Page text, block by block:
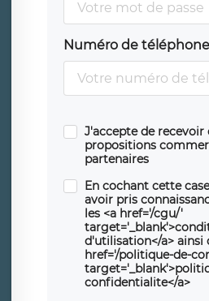
Numéro de téléphone
J'accepte de recevoir
propositions
partenaires
En cochant cette
avoir pris
les <a href='/cgu/'
d'utilisation</a> ainsi
href='/politique-de-
confidentialite</a>